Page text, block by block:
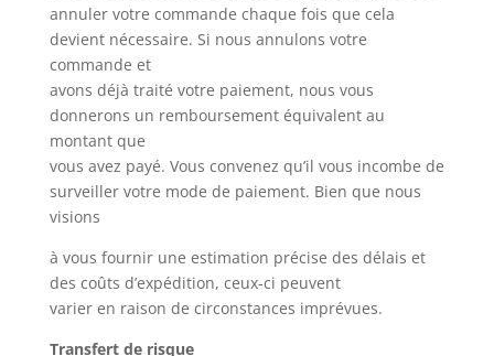
annuler votre commande chaque fois que cela
devient nécessaire. Si nous annulons votre
commande et
avons déjà traité votre paiement, nous vous
donnerons un remboursement équivalent au
montant que
vous avez payé. Vous convenez qu’il vous incombe de
surveiller votre mode de paiement. Bien que nous
visions
à vous fournir une estimation précise des délais et
des coûts d’expédition, ceux-ci peuvent
varier en raison de circonstances imprévues.
Transfert de risque